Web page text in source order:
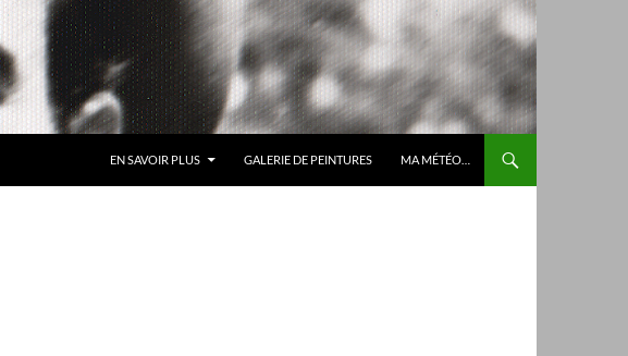
EN SAVOIR PLUS GALERIE DE PEINTURES MA MÉTÉO…